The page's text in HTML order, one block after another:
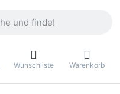
Wunschliste Warenkorb